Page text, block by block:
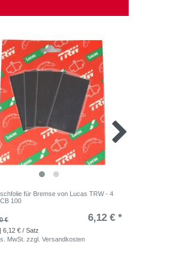
für Bremse von Lucas TRW - 4
100
€ 6,12 € *
| 6,12 € / Satz
MwSt. zzgl.Versandkosten